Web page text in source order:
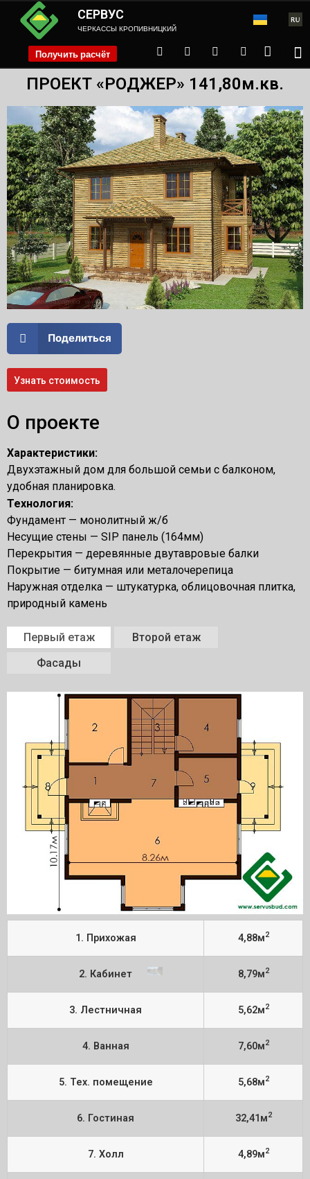
СЕРВУС
ЧЕРКАССЫ КРОПИВНИЦКИЙ
Получить расчёт phone
ПРОЕКТ «РОДЖЕР» 141,80м.кв.
Поделиться
Узнать стоимость
О проекте
Характеристики:
Двухэтажный дом для большой семьи с балконом,
удобная планировка.
Технология:
Фундамент — монолитный ж/б
Несущие стены — SIP панель (164мм)
Перекрытия — деревянные двутавровые балки
Покрытие — битумная или металочерепица
Наружная отделка — штукатурка, облицовочная плитка,
природный камень
Первый етаж
Второй етаж
Фасады
1. Прихожая 4,88м2
2. Кабинет 8,79м2
3. Лестничная 5,62м2
4. Ванная 7,60м2
5. Тех. помещение 5,68м2
6. Гостиная 32,41м2
7. Холл 4,89м2